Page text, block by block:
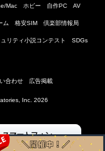
Mac ホビー 自作PC AV
ム 格安SIM 倶楽部情報局
リティ小説コンテスト SDGs
合わせ 広告掲載
Inc. 2026
スマートフォン